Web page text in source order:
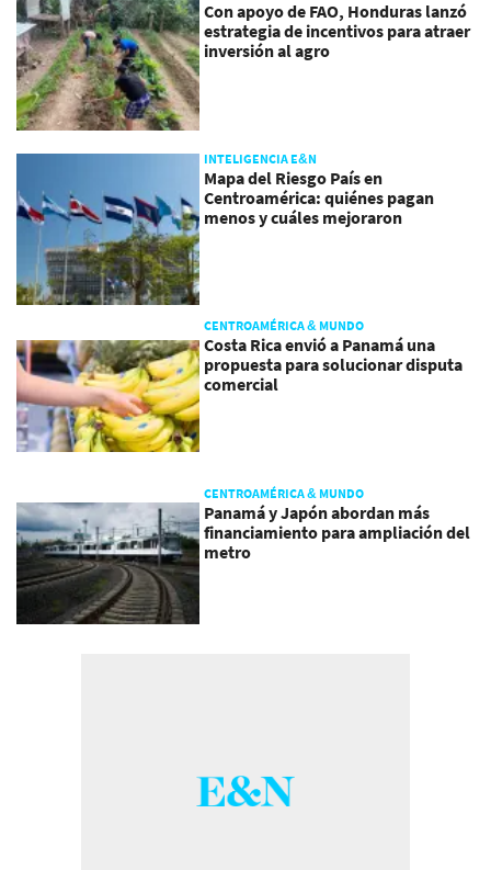
Con apoyo de FAO, Honduras lanzó
estrategia de incentivos para atraer
inversión al agro
INTELIGENCIA E&N
Mapa del Riesgo País en
Centroamérica: quiénes pagan
menos y cuáles mejoraron
CENTROAMÉRICA & MUNDO
Costa Rica envió a Panamá una
propuesta para solucionar disputa
comercial
CENTROAMÉRICA & MUNDO
Panamá y Japón abordan más
financiamiento para ampliación del
metro